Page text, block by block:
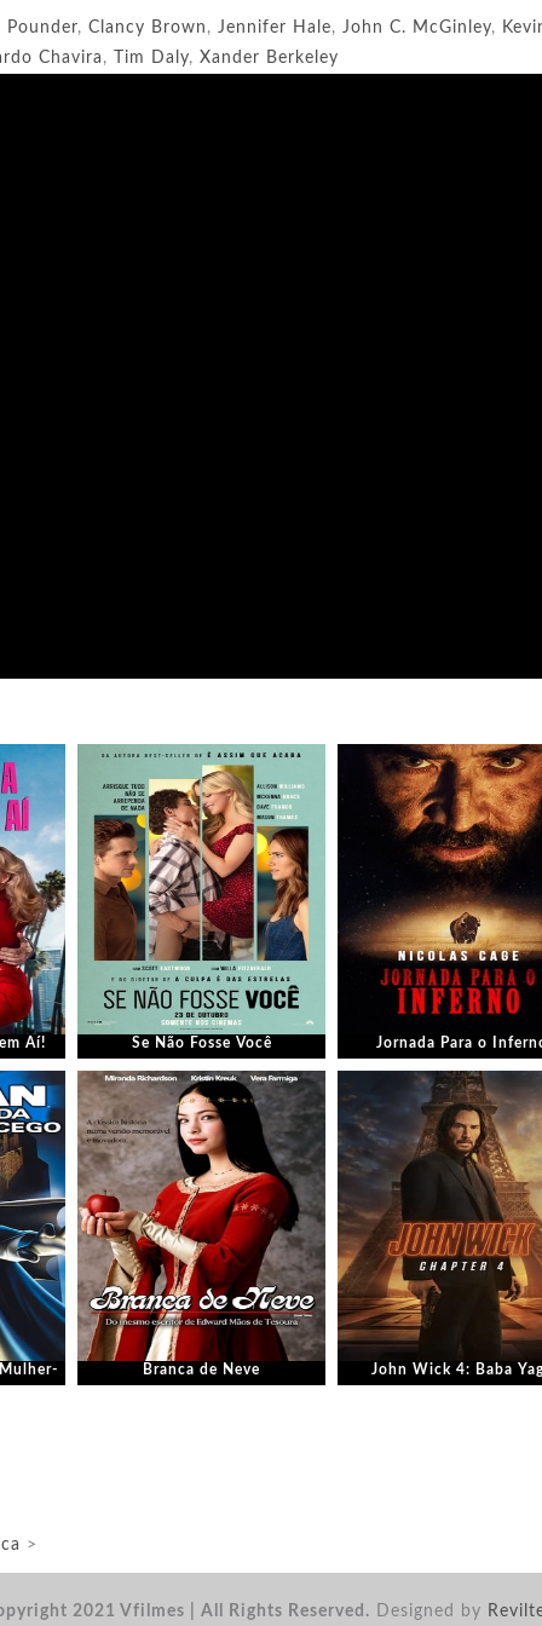
Pounder, Clancy Brown , Jennifer Hale, John C. McGinley,
Chavira , Tim Daly, Xander Berkeley
Aí! Se Não Fosse Você Jornada Para o
Branca de Neve John Wick 4: Baba
>
2021 Vfilmes | All Rights Reserved. Designed by